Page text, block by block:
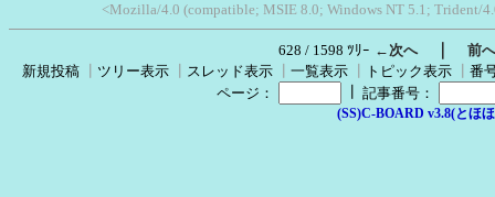
<Mozilla/4.0 (compatible; MSIE 8.0; Windows NT 5.1; Trident/
628 / 1598 ﾂﾘｰ ←次へ｜ 前
新規投稿
ツリー表示 スレッド表示 一覧表示 トピック表示
番
ページ：
記事番号：
(SS)C-BOARD v3.8(とほ